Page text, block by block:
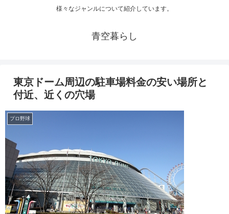
様々なジャンルについて紹介しています。
青空暮らし
東京ドーム周辺の駐車場料金の安い場所と
付近、近くの穴場
プロ野球